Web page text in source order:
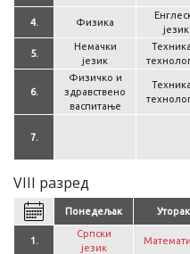
4. Физика
језик
5.
Немачки
језик
6.
Физичко и
здравствено
васпитање
7.
VIII разред
Понедељак Уторак
1.
Српски
језик